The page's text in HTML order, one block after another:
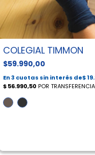
COLEGIAL TIMMON
$59.990,00